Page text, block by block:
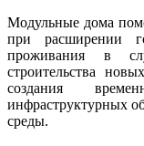
Модульные дома
при расширении
проживания в
строительства
создания
инфраструктурных
среды.